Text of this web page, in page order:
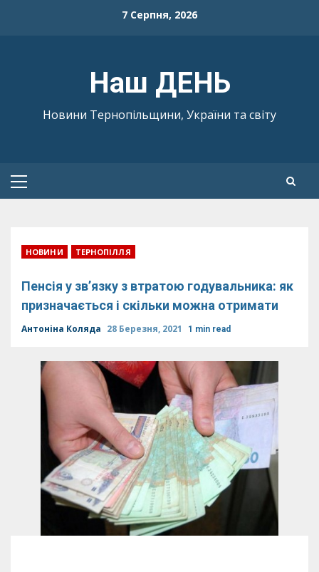
7 Серпня, 2026
Наш ДЕНЬ
Новини Тернопільщини, України та світу
Primary
НОВИНИ ТЕРНОПІЛЛЯ
Пенсія у зв’язку з втратою годувальника: як
призначається і скільки можна отримати
Антоніна Коляда 28 Березня, 2021 1 min read